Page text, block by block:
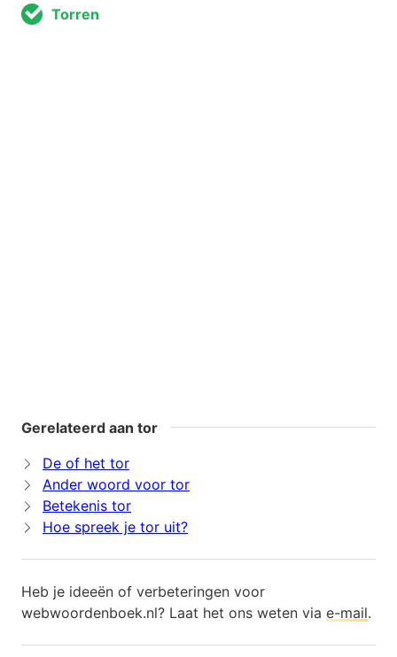
Torren
Gerelateerd aan tor
De of het tor
Ander woord voor tor
Betekenis tor
Hoe spreek je tor uit?
Heb je ideeën of verbeteringen voor
webwoordenboek.nl? Laat het ons weten via e-mail.